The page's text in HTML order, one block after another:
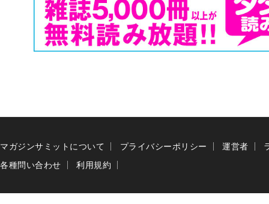
マガジンサミットについて プライバシーポリシー 運営者
各種問い合わせ
利用規約